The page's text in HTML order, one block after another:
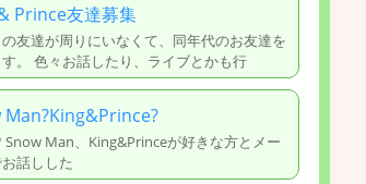
Prince友達募集
友達が周りにいなくて、同年代のお友達を
。 色々お話したり、ライブとかも行
Man?King&Prince?
Man、King&Princeが好きな方とメー
話しした